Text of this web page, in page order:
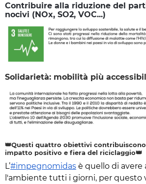
Contribuire alla riduzione del
nocivi (NOx, SO2, VOC...)
Solidarietà: mobilità più
👑Questi quattro obiettivi contribuiscono
impatto positivo e fiera del riciclaggio👑
L’#impegnomidas è quello di avere
l'ambiente tutti i giorni, per questo